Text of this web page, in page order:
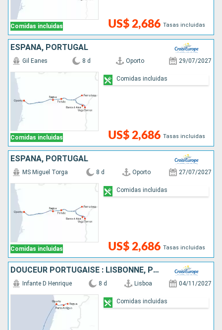
Comidas incluidas US$ 2,686 Tasas incluidas
ESPAÑA, PORTUGAL
Comidas incluidas
Gil Eanes 8 d Oporto 29/07/2027
US$ 2,686 Tasas incluidas
Comidas incluidas
ESPAÑA, PORTUGAL
Comidas incluidas
MS Miguel Torga 8 d Oporto 27/07/2027
US$ 2,686 Tasas incluidas
Comidas incluidas
DOUCEUR PORTUGAISE : LISBONNE, PORTO & LA VALLÉE DU DOURO
Infante D Henrique 8 d Lisboa 04/11/2027
Comidas incluidas